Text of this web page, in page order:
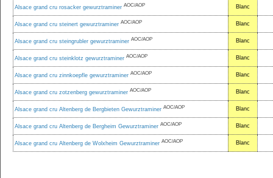
Alsace grand cru rosacker gewurztraminer AOC/AOP Blanc
Alsace grand cru steinert gewurztraminer AOC/AOP Blanc
Alsace grand cru steingrubler gewurztraminer AOC/AOP Blanc
Alsace grand cru steinklotz gewurztraminer AOC/AOP Blanc
Alsace grand cru zinnkoepfle gewurztraminer AOC/AOP Blanc
Alsace grand cru zotzenberg gewurztraminer AOC/AOP Blanc
Alsace grand cru Altenberg de Bergbieten Gewurztraminer AOC/AOP Blanc
Alsace grand cru Altenberg de Bergheim Gewurztraminer AOC/AOP Blanc
Alsace grand cru Altenberg de Wolxheim Gewurztraminer AOC/AOP Blanc